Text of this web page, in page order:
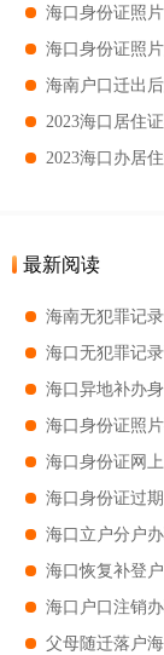
最新阅读
海口立户分户